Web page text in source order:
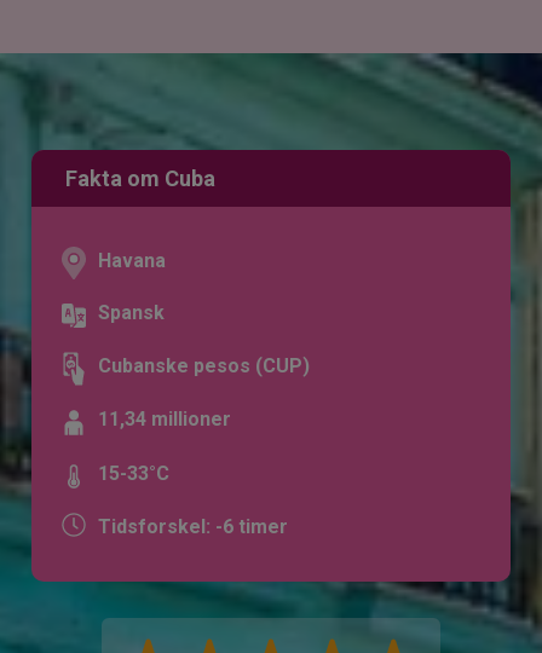
Fakta om Cuba
Havana
Spansk
Cubanske pesos (CUP)
11,34 millioner
15-33°C
Tidsforskel: -6 timer